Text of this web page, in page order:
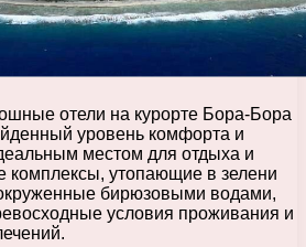
отели на курорте Бора-Бора
уровень комфорта и
местом для отдыха и
комплексы, утопающие в зелени
бирюзовыми водами,
условия проживания и